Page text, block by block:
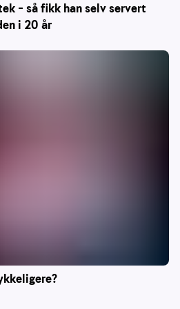
– så fikk han selv servert
i 20 år